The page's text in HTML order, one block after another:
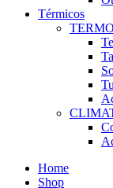
Térmicos
Home
Shop